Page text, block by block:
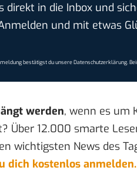
direkt in die Inbox und
und mit etwas
bestätigst du unsereDatenschutzerklärung.
werden, wenn es um
Über 12.000 smarte
wichtigsten News des
dich kostenlos anmelden.